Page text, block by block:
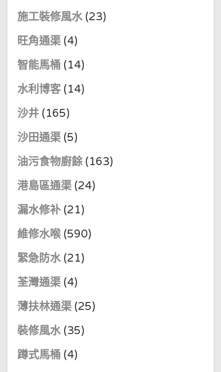
施工裝修風水(23)
旺角通渠 (4)
智能馬桶 (14)
水利博客(14)
沙井 (165)
沙田通渠 (5)
油污食物廚餘(163)
港島區通渠 (24)
漏水修补 (21)
維修水喉 (590)
緊急防水(21)
荃灣通渠 (4)
薄扶林通渠 (25)
裝修風水(35)
蹲式馬桶 (4)